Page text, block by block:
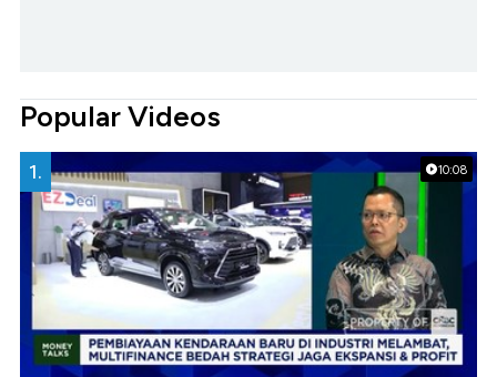
Popular Videos
10:08
1.